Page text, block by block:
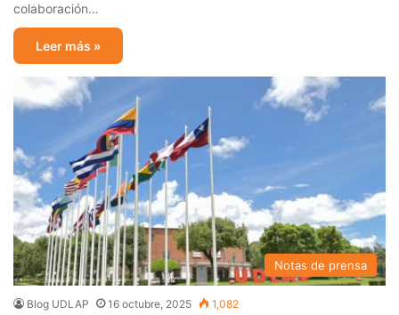
colaboración…
Leer más »
Notas de prensa
Blog UDLAP 16 octubre, 2025 1,082